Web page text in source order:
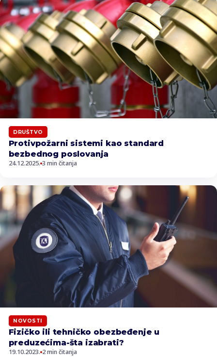
DRUŠTVO
Protivpožarni sistemi kao standard
bezbednog poslovanja
24.12.2025. 3 min čitanja
NOVOSTI
Fizičko ili tehničko obezbeđenje u
preduzećima-šta izabrati?
19.10.2023. 2 min čitanja